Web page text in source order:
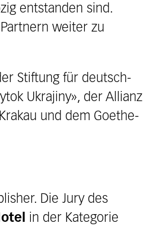
entstanden sind.
weiter zu
Stiftung für deutsch-
Ukrajiny», der Allianz
und dem Goethe-
Die Jury des
in der Kategorie